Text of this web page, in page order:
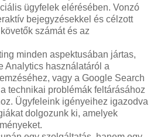
ügyfelek elérésében. Vonzó
bejegyzésekkel és célzott
számát és az
minden aspektusában jártas,
Analytics használatáról a
vagy a Google Search
technikai problémák feltárásához
Ügyfeleink igényeihez igazodva
dolgozunk ki, amelyek